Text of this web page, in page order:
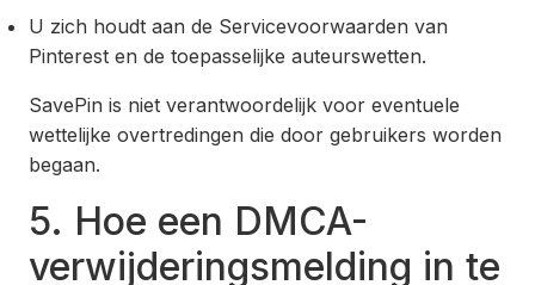
U zich houdt aan de Servicevoorwaarden van
Pinterest en de toepasselijke auteurswetten.
SavePin is niet verantwoordelijk voor eventuele
wettelijke overtredingen die door gebruikers worden
begaan.
5. Hoe een DMCA-
verwijderingsmelding in te